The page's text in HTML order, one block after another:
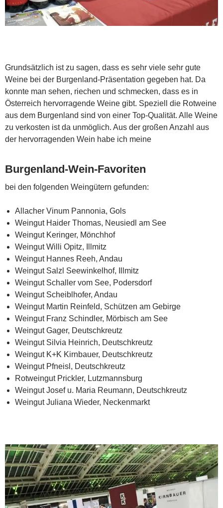
Grundsätzlich ist zu sagen, dass es sehr viele sehr gute
Weine bei der Burgenland-Präsentation gegeben hat. Da
konnte man sehen, riechen und schmecken, dass es in
Österreich hervorragende Weine gibt. Speziell die Rotweine
aus dem Burgenland sind von einer Top-Qualität. Alle Weine
zu verkosten ist da unmöglich. Aus der großen Anzahl aus
der hervorragenden Wein habe ich meine
Burgenland-Wein-Favoriten
bei den folgenden Weingütern gefunden:
Allacher Vinum Pannonia, Gols
Weingut Haider Thomas, Neusiedl am See
Weingut Keringer, Mönchhof
Weingut Willi Opitz, Illmitz
Weingut Hannes Reeh, Andau
Weingut Salzl Seewinkelhof, Illmitz
Weingut Schaller vom See, Podersdorf
Weingut Scheiblhofer, Andau
Weingut Martin Reinfeld, Schützen am Gebirge
Weingut Franz Schindler, Mörbisch am See
Weingut Gager, Deutschkreutz
Weingut Silvia Heinrich, Deutschkreutz
Weingut K+K Kirnbauer, Deutschkreutz
Weingut Pfneisl, Deutschkreutz
Rotweingut Prickler, Lutzmannsburg
Weingut Josef u. Maria Reumann, Deutschkreutz
Weingut Juliana Wieder, Neckenmarkt